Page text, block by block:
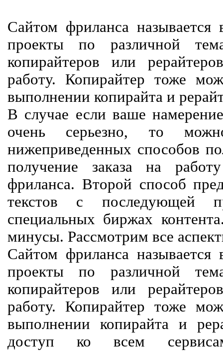
Сайтом фриланса называется
проекты по различной
копирайтеров или
работу. Копирайтер тоже
выполнении копирайта и
В случае если ваше
очень серьезно, то
нижеприведенных способов
получение заказа на
фриланса. Второй способ
текстов с последующей
специальных биржах
минусы. Рассмотрим все
Сайтом фриланса называется
проекты по различной
копирайтеров или
работу. Копирайтер тоже
выполнении копирайта и
доступ ко всем